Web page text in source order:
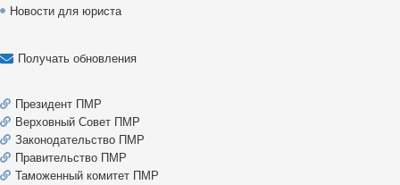
Новости для юриста
Получать обновления
Президент ПМР
Верховный Совет ПМР
Законодательство ПМР
Правительство ПМР
Таможенный комитет ПМР